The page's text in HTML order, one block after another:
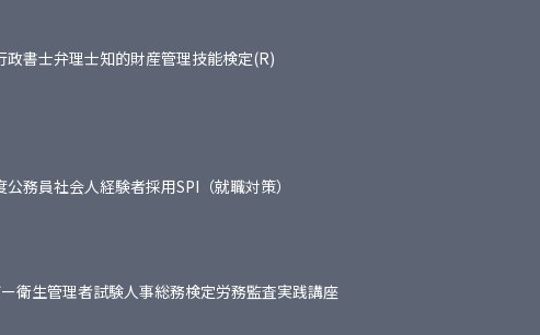
政書士弁理士知的財産管理技能検定(R)
公務員社会人経験者採用SPI（就職対策）
衛生管理者試験人事総務検定労務監査実践講座